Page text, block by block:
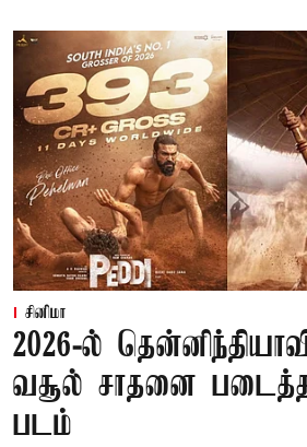
சினிமா
2026-ல்
வசூல் சாதனை படைத்த
படம்